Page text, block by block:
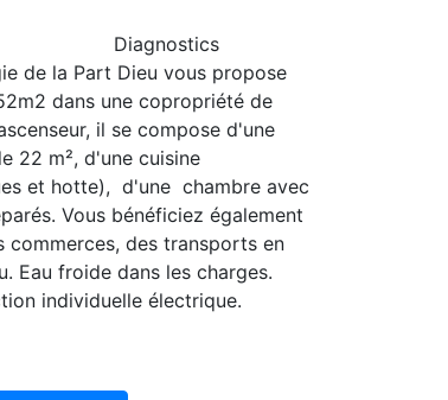
Diagnostics
de la Part Dieu vous propose
dans une copropriété de
il se compose d'une
22 m², d'une cuisine
et hotte), d'une chambre avec
Vous bénéficiez également
commerces, des transports en
Eau froide dans les charges.
individuelle électrique.